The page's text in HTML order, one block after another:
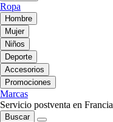
Ropa
Hombre
Mujer
Niños
Deporte
Accesorios
Promociones
Marcas
Servicio postventa en Francia
Buscar